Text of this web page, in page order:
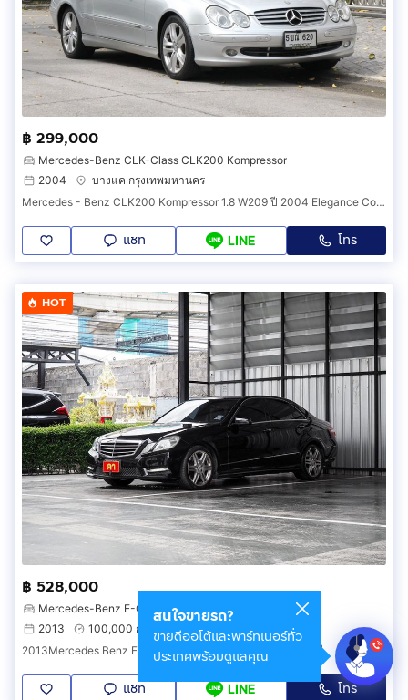
฿ 299,000
Mercedes-Benz CLK-Class CLK200 Kompressor
2004
บางแค กรุงเทพมหานคร
Mercedes - Benz CLK200 Kompressor 1.8 W209 ปี 2004 Elegance Coupe
แชท LINE โทร
HOT
฿ 528,000
Mercedes-Benz E-Class E300
2013
100,000 กม.
ประเวศ กรุงเทพมหานคร
2013Mercedes Benz E300 เบนซินล้วน ไมล์น้อย เจ้าของดูแลดี
แชท LINE โทร
สนใจขายรถ?
ขายดีออโต้และพาร์ทเนอร์ทั่ว
ประเทศพร้อมดูแลคุณ